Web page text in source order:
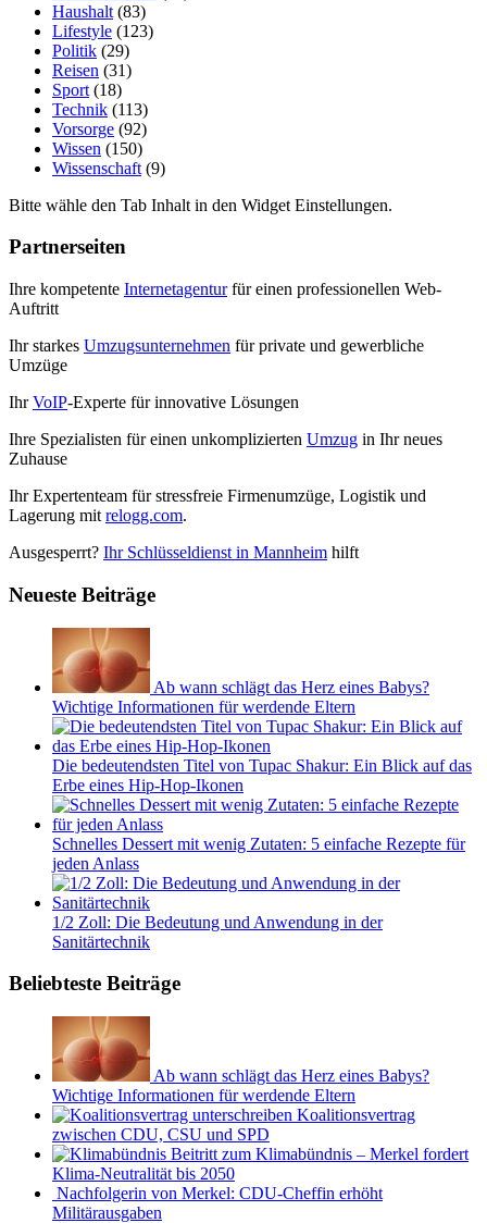
Haushalt (83)
Lifestyle (123)
Politik (29)
Reisen (31)
Sport (18)
Technik (113)
Vorsorge (92)
Wissen (150)
Wissenschaft (9)
Bitte wähle den Tab Inhalt in den Widget Einstellungen.
Partnerseiten
Ihre kompetente Internetagenturfür einen professionellen Web-
Auftritt
Ihr starkes Umzugsunternehmen für private und gewerbliche
Umzüge
IhrVoIP-Experte für innovative Lösungen
Ihre Spezialisten für einen unkomplizierten Umzug in Ihr neues
Zuhause
Ihr Expertenteam für stressfreie Firmenumzüge, Logistik und
Lagerung mit relogg.com.
Ausgesperrt? Ihr Schlüsseldienst in Mannheim hilft
Neueste Beiträge
Ab wann schlägt das Herz eines Babys?
Wichtige Informationen für werdende Eltern
Die bedeutendsten Titel von Tupac Shakur: Ein Blick auf das
Erbe eines Hip-Hop-Ikonen
Schnelles Dessert mit wenig Zutaten: 5 einfache Rezepte für
jeden Anlass
1/2 Zoll: Die Bedeutung und Anwendung in der
Sanitärtechnik
Beliebteste Beiträge
Ab wann schlägt das Herz eines Babys?
Wichtige Informationen für werdende Eltern
Koalitionsvertrag
zwischen CDU, CSU und SPD
Beitritt zum Klimabündnis – Merkel fordert
Klima-Neutralität bis 2050
Nachfolgerin von Merkel: CDU-Cheffin erhöht
Militärausgaben